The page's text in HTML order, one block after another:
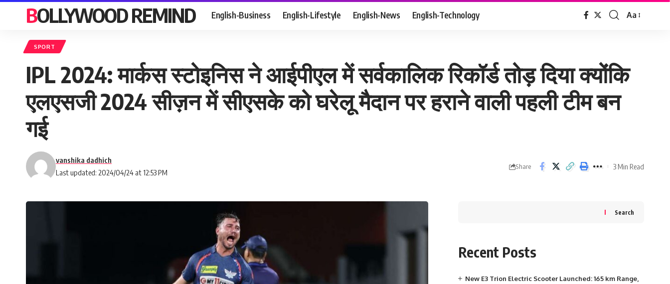
BOLLYWOOD REMIND English-Business English-Lifestyle English-News English-Technology
Font
Aa
SPORT
IPL 2024: मार्कस स्टोइनिस ने आईपीएल में सर्वकालिक रिकॉर्ड तोड़ दिया क्योंकि
एलएसजी 2024 सीज़न में सीएसके को घरेलू मैदान पर हराने वाली पहली टीम बन
गई
Last updated: 2024/04/24 at 12:53 PM
vanshika dadhich
Share 3 Min Read
Search
Recent Posts
New E3 Trion Electric Scooter Launched: 165 km Range,